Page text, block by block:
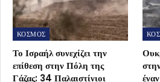
ΚΟΣΜΟΣ
Το Ισραήλ συνεχίζει την
επίθεση στην Πόλη της
Γάζας: 34 Παλαιστίνιοι